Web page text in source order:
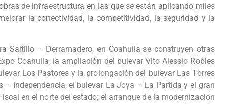
de infraestructura en las que se están aplicando miles
la conectividad, la competitividad, la seguridad y la
Saltillo – Derramadero, en Coahuila se construyen otras
Coahuila, la ampliación del bulevar Vito Alessio Robles
Los Pastores y la prolongación del bulevar Las Torres
Independencia, el bulevar La Joya – La Partida y el gran
en el norte del estado; el arranque de la modernización